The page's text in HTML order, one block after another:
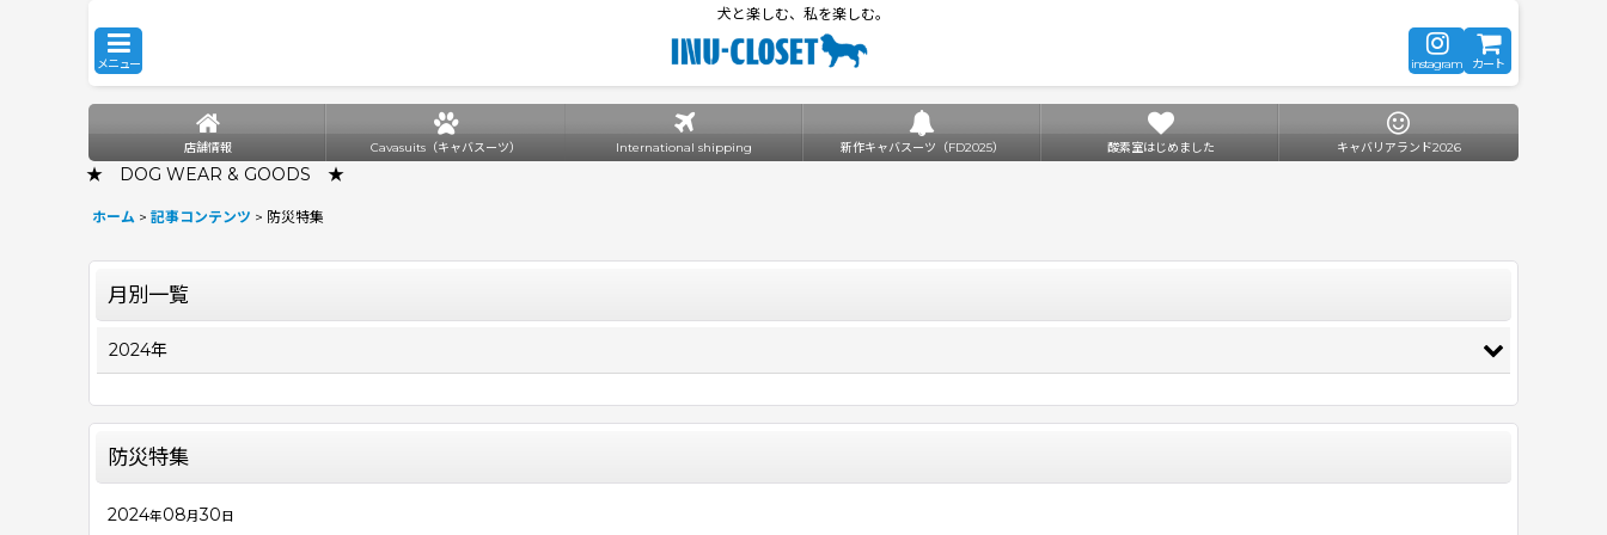
犬と楽しむ、私を楽しむ。
メニュー instagram カート
店舗情報 Cavasuits（キャバスーツ） International shipping 新作キャバスーツ（FD2025） 酸素室はじめました キャバリアランド2026
★ DOG WEAR & GOODS ★
ホーム > 記事コンテンツ > 防災特集
防災特集
2024年08月30日
月別一覧
2024年